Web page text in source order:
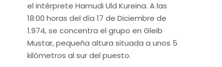
el intérprete Hamudi Uld Kureina. A las
18:00 horas del día 17 de Diciembre de
1.974, se concentra el grupo en Gleib
Mustar, pequeña altura situada a unos 5
kilómetros al sur del puesto.